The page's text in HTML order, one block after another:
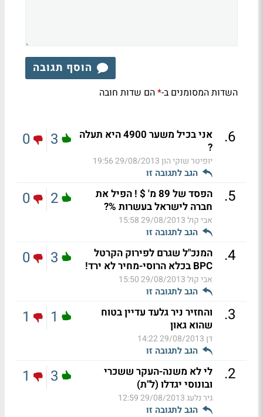
הוסף תגובה
השדות המסומנים ב-*הם שדות חובה
6
.
אני בכיל משער 4900 היא תעלה
?
יופיטר שוקי הון29/08/2013 19:56
הגב לתגובה זו
3
0
5
.
הפסד של 89 מ' $ ! הפיל את
חברה לישראל בעשרות %?
אבי קול29/08/2013 15:58
הגב לתגובה זו
2
0
4
.
המנכ"ל שגרם לפירוק הקרטל
BPC בכלא הרוסי-מחיר לא ירד!
אבי קול29/08/2013 15:50
הגב לתגובה זו
3
0
3
.
והחזיר ניר גלעד עדיין בטוח
שהוא גאון
דן29/08/2013 14:22
הגב לתגובה זו
1
1
2
.
לי לא משנה-העקר ששכרי
ובונוסי יגדלו (ל"ת)
גיר נלעג29/08/2013 12:59
הגב לתגובה זו
3
1